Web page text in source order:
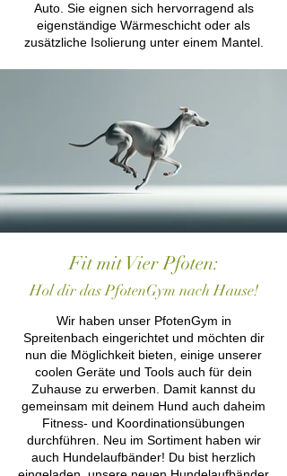
Auto. Sie eignen sich hervorragend als
eigenständige Wärmeschicht oder als
zusätzliche Isolierung unter einem Mantel.
Fit mit Vier Pfoten:
Hol dir das PfotenGym nach Hause!
Wir haben unser PfotenGym in
Spreitenbach eingerichtet und möchten dir
nun die Möglichkeit bieten, einige unserer
coolen Geräte und Tools auch für dein
Zuhause zu erwerben. Damit kannst du
gemeinsam mit deinem Hund auch daheim
Fitness- und Koordinationsübungen
durchführen. Neu im Sortiment haben wir
auch Hundelaufbänder! Du bist herzlich